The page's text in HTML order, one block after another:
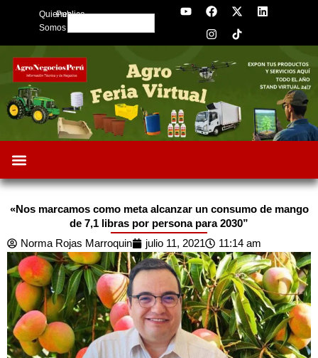
Quienes
Somos
Publica
Search
Y
o
b
e
F
a
c
e
o
o
k
X
-
t
w
t
L
i
d
n
I
n
s
t
g
r
a
«Nos marcamos como meta alcanzar un consumo de mango
de 7,1 libras por persona para 2030”
Norma Rojas Marroquin
julio 11, 2021 11:14 am